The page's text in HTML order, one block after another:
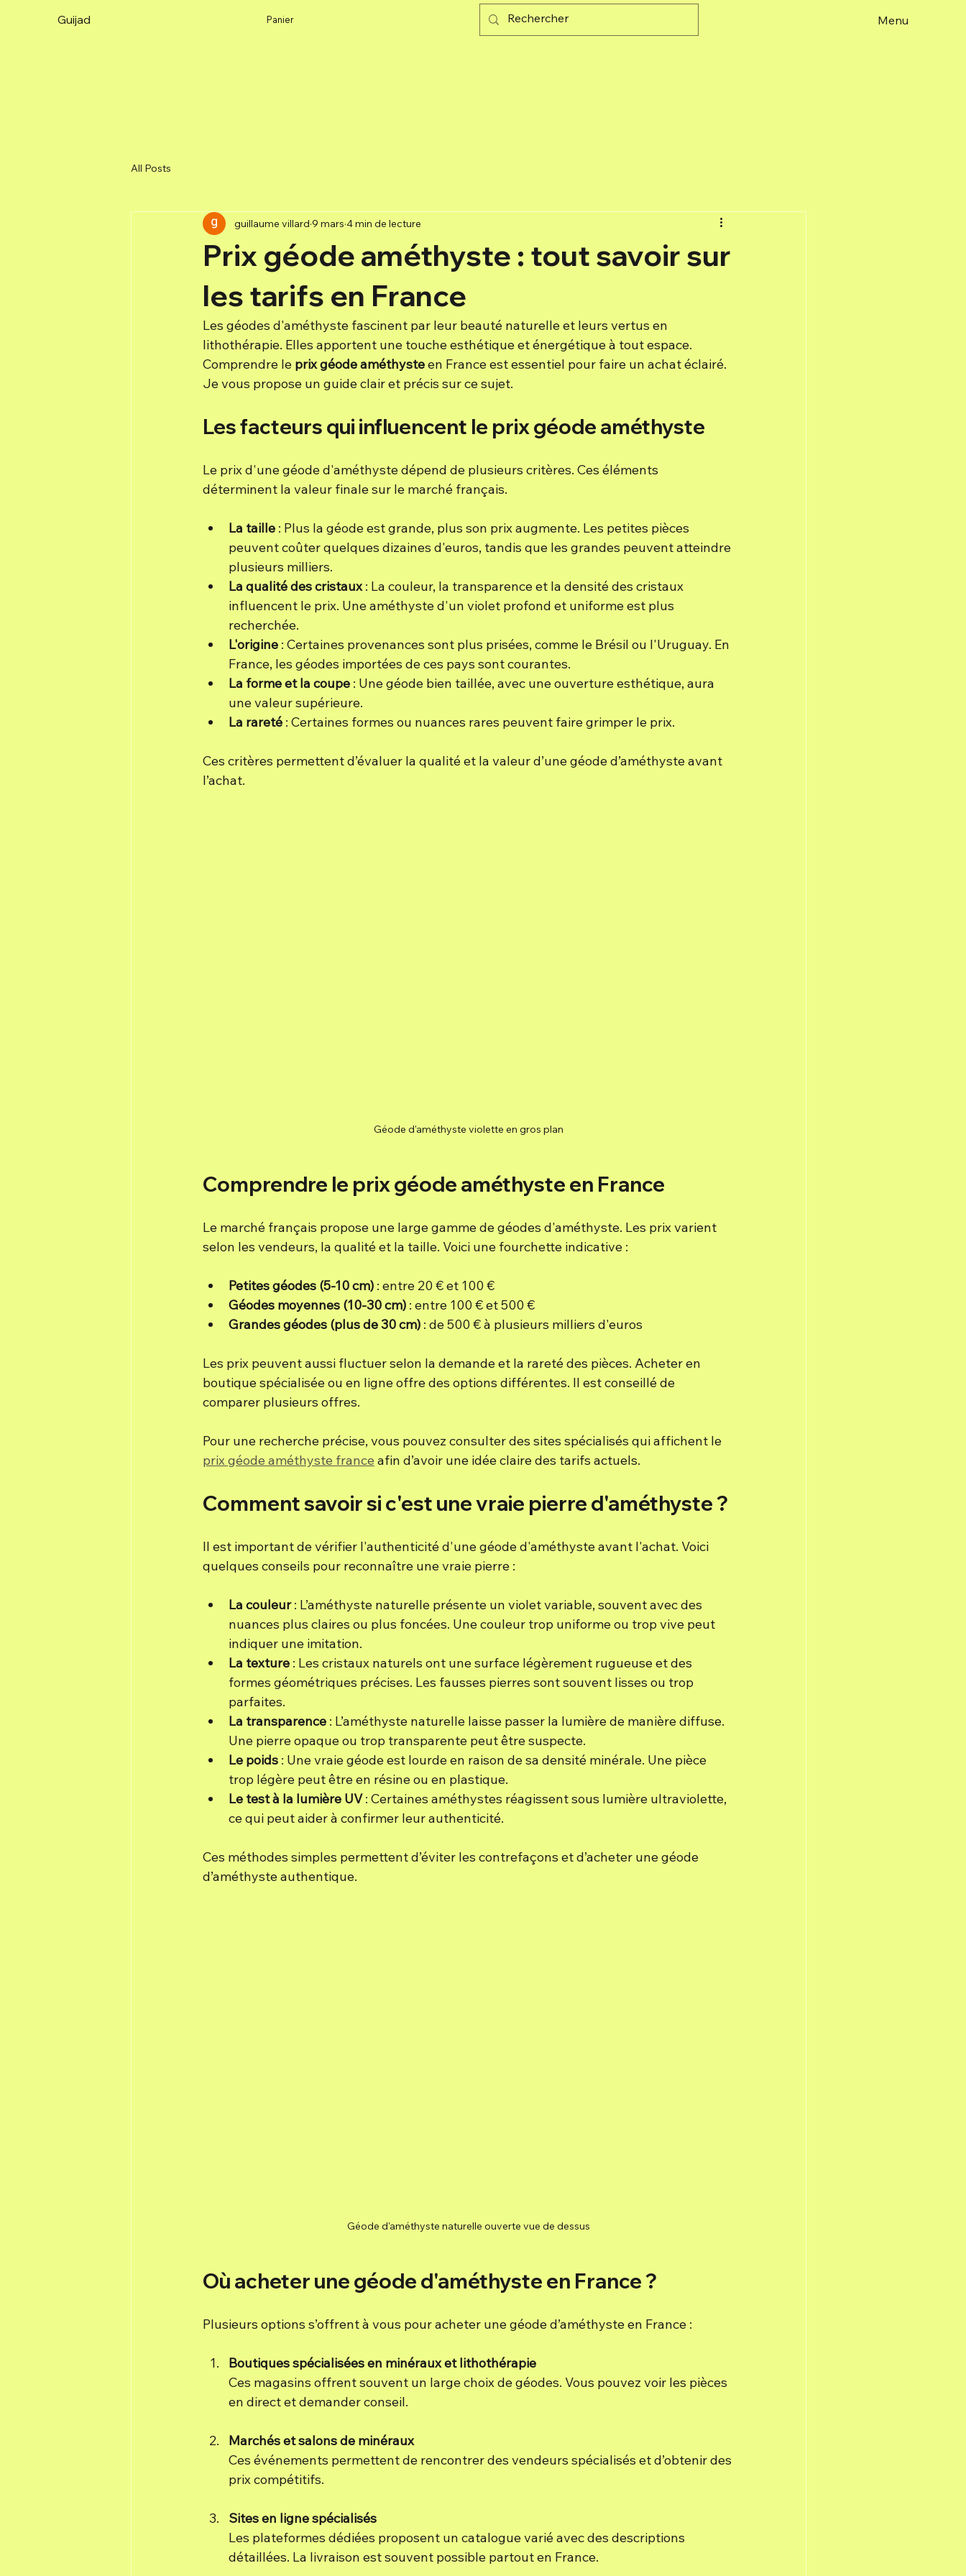
Guijad Panier Menu
All Posts
Prix géode améthyste : tout savoir sur
les tarifs en France
guillaume villard 9 mars 4 min de lecture
Les géodes d'améthyste fascinent par leur beauté naturelle et leurs vertus en
lithothérapie. Elles apportent une touche esthétique et énergétique à tout espace.
Comprendre le prix géode améthyste en France est essentiel pour faire un achat éclairé.
Je vous propose un guide clair et précis sur ce sujet.
Les facteurs qui influencent le prix géode améthyste
Le prix d'une géode d'améthyste dépend de plusieurs critères. Ces éléments
déterminent la valeur finale sur le marché français.
La taille : Plus la géode est grande, plus son prix augmente. Les petites pièces
peuvent coûter quelques dizaines d'euros, tandis que les grandes peuvent atteindre
plusieurs milliers.
La qualité des cristaux : La couleur, la transparence et la densité des cristaux
influencent le prix. Une améthyste d'un violet profond et uniforme est plus
recherchée.
L'origine : Certaines provenances sont plus prisées, comme le Brésil ou l'Uruguay. En
France, les géodes importées de ces pays sont courantes.
La forme et la coupe : Une géode bien taillée, avec une ouverture esthétique, aura
une valeur supérieure.
La rareté : Certaines formes ou nuances rares peuvent faire grimper le prix.
Ces critères permettent d’évaluer la qualité et la valeur d’une géode d’améthyste avant
l’achat.
Géode d'améthyste violette en gros plan
Comprendre le prix géode améthyste en France
Le marché français propose une large gamme de géodes d'améthyste. Les prix varient
selon les vendeurs, la qualité et la taille. Voici une fourchette indicative :
Petites géodes (5-10 cm) : entre 20 € et 100 €
Géodes moyennes (10-30 cm) : entre 100 € et 500 €
Grandes géodes (plus de 30 cm) : de 500 € à plusieurs milliers d'euros
Les prix peuvent aussi fluctuer selon la demande et la rareté des pièces. Acheter en
boutique spécialisée ou en ligne offre des options différentes. Il est conseillé de
comparer plusieurs offres.
Pour une recherche précise, vous pouvez consulter des sites spécialisés qui affichent le
prix géode améthyste france afin d’avoir une idée claire des tarifs actuels.
Comment savoir si c'est une vraie pierre d'améthyste ?
Il est important de vérifier l'authenticité d'une géode d'améthyste avant l'achat. Voici
quelques conseils pour reconnaître une vraie pierre :
La couleur : L’améthyste naturelle présente un violet variable, souvent avec des
nuances plus claires ou plus foncées. Une couleur trop uniforme ou trop vive peut
indiquer une imitation.
La texture : Les cristaux naturels ont une surface légèrement rugueuse et des
formes géométriques précises. Les fausses pierres sont souvent lisses ou trop
parfaites.
La transparence : L’améthyste naturelle laisse passer la lumière de manière diffuse.
Une pierre opaque ou trop transparente peut être suspecte.
Le poids : Une vraie géode est lourde en raison de sa densité minérale. Une pièce
trop légère peut être en résine ou en plastique.
Le test à la lumière UV : Certaines améthystes réagissent sous lumière ultraviolette,
ce qui peut aider à confirmer leur authenticité.
Ces méthodes simples permettent d’éviter les contrefaçons et d’acheter une géode
d’améthyste authentique.
Géode d'améthyste naturelle ouverte vue de dessus
Où acheter une géode d'améthyste en France ?
Plusieurs options s’offrent à vous pour acheter une géode d’améthyste en France :
Boutiques spécialisées en minéraux et lithothérapie
Ces magasins offrent souvent un large choix de géodes. Vous pouvez voir les pièces
en direct et demander conseil.
Marchés et salons de minéraux
Ces événements permettent de rencontrer des vendeurs spécialisés et d’obtenir des
prix compétitifs.
Sites en ligne spécialisés
Les plateformes dédiées proposent un catalogue varié avec des descriptions
détaillées. La livraison est souvent possible partout en France.